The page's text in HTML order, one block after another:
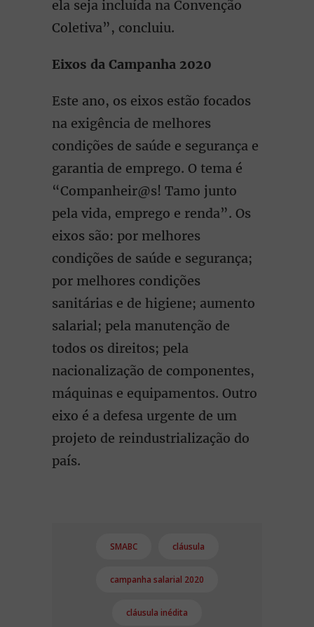
ela seja incluída na Convenção
Coletiva”, concluiu.
Eixos da Campanha 2020
Este ano, os eixos estão focados
na exigência de melhores
condições de saúde e segurança e
garantia de emprego. O tema é
“Companheir@s! Tamo junto
pela vida, emprego e renda”. Os
eixos são: por melhores
condições de saúde e segurança;
por melhores condições
sanitárias e de higiene; aumento
salarial; pela manutenção de
todos os direitos; pela
nacionalização de componentes,
máquinas e equipamentos. Outro
eixo é a defesa urgente de um
projeto de reindustrialização do
país.
SMABC cláusula
campanha salarial 2020
cláusula inédita